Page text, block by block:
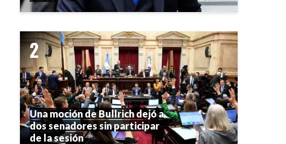
Una moción de Bullrich dejó a
dos senadores sin participar
de la sesión